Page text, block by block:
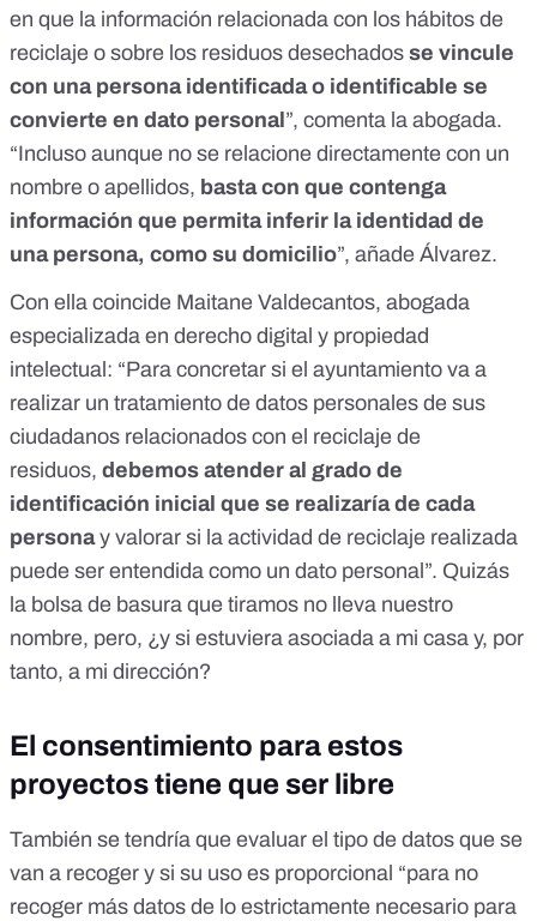
en que la información relacionada con los hábitos de
reciclaje o sobre los residuos desechados se vincule
con una persona identificada o identificable se
convierte en dato personal ”, comenta la abogada.
“Incluso aunque no se relacione directamente con un
nombre o apellidos, basta con que contenga
información que permita inferir la identidad de
una persona, como su domicilio”, añade Álvarez.
Con ella coincide Maitane Valdecantos, abogada
especializada en derecho digital y propiedad
intelectual: “Para concretar si el ayuntamiento va a
realizar un tratamiento de datos personales de sus
ciudadanos relacionados con el reciclaje de
residuos, debemos atender al grado de
identificación inicial que se realizaría de cada
personay valorar si la actividad de reciclaje realizada
puede ser entendida como un dato personal”. Quizás
la bolsa de basura que tiramos no lleva nuestro
nombre, pero, ¿y si estuviera asociada a mi casa y, por
tanto, a mi dirección?
El consentimiento para estos
proyectos tiene que ser libre
También se tendría que evaluar el tipo de datos que se
van a recoger y si su uso es proporcional “para no
recoger más datos de lo estrictamente necesario para